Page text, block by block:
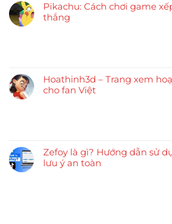
Pikachu: Cách chơi game
thắng
Hoathinh3d – Trang xem
cho fan Việt
Zefoy là gì? Hướng dẫn sử
lưu ý an toàn